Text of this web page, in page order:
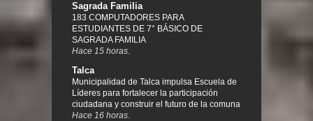
Sagrada Familia
183 COMPUTADORES PARA
ESTUDIANTES DE 7° BÁSICO DE
SAGRADA FAMILIA
Hace 15 horas.
Talca
Municipalidad de Talca impulsa Escuela de
Líderes para fortalecer la participación
ciudadana y construir el futuro de la comuna
Hace 16 horas.